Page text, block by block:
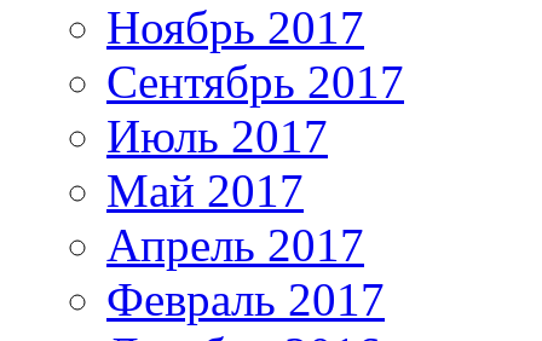
Ноябрь 2017
Сентябрь 2017
Июль 2017
Май 2017
Апрель 2017
Февраль 2017